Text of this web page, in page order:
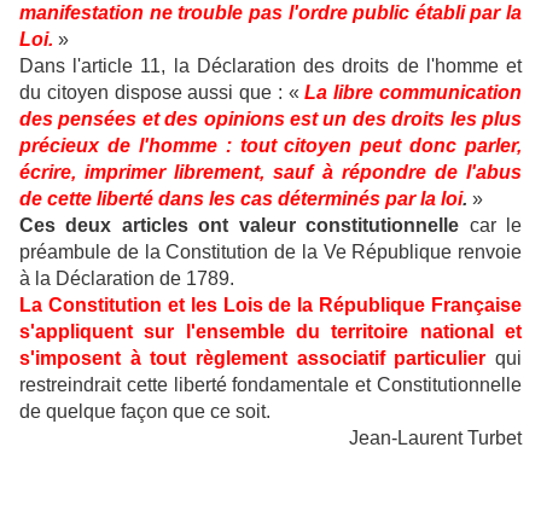
manifestation ne trouble pas l'ordre public établi par la
Loi. »
Dans l'article 11, la Déclaration des droits de l'homme et
du citoyen dispose aussi que : «La libre communication
des pensées et des opinions est un des droits les plus
précieux de l'homme : tout citoyen peut donc parler,
écrire, imprimer librement, sauf à répondre de l'abus
de cette liberté dans les cas déterminés par la loi. »
Ces deux articles ont valeur constitutionnelle car le
préambule de la Constitution de la Ve République renvoie
à la Déclaration de 1789.
La Constitution et les Lois de la République Française
s'appliquent sur l'ensemble du territoire national et
s'imposent à tout règlement associatif particulier qui
restreindrait cette liberté fondamentale et Constitutionnelle
de quelque façon que ce soit.
Jean-Laurent Turbet